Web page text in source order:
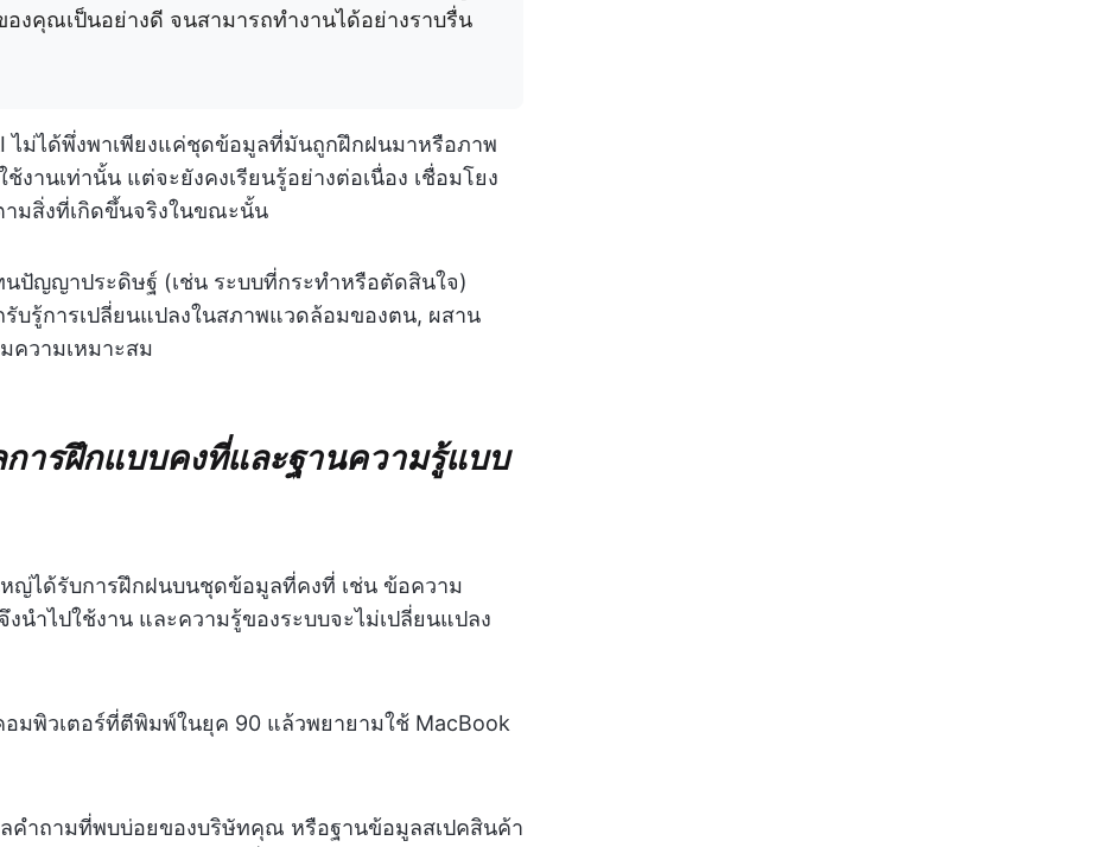
งคุณเป็นอย่างดี จนสามารถทำงานได้อย่างราบรื่น
ไม่ได้พึ่งพาเพียงแค่ชุดข้อมูลที่มันถูกฝึกฝนมาหรือภาพ
งานเท่านั้น แต่จะยังคงเรียนรู้อย่างต่อเนื่อง เชื่อมโยง
มสิ่งที่เกิดขึ้นจริงในขณะนั้น
นปัญญาประดิษฐ์ (เช่น ระบบที่กระทำหรือตัดสินใจ)
บรู้การเปลี่ยนแปลงในสภาพแวดล้อมของตน, ผสาน
ความเหมาะสม
ารฝึกแบบคงที่และฐานความรู้แบบ
ญ่ได้รับการฝึกฝนบนชุดข้อมูลที่คงที่ เช่น ข้อความ
นำไปใช้งาน และความรู้ของระบบจะไม่เปลี่ยนแปลง
มพิวเตอร์ที่ตีพิมพ์ในยุค 90 แล้วพยายามใช้ MacBook
คำถามที่พบบ่อยของบริษัทคุณ หรือฐานข้อมูลสเปคสินค้า